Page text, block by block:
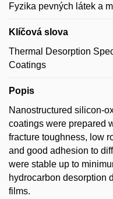
Fyzika pevných látek a
Klíčová slova
Thermal Desorption
Coatings
Popis
Nanostructured silicon-
coatings were prepared
fracture toughness, low
and good adhesion to
were stable up to
hydrocarbon desorption
films.